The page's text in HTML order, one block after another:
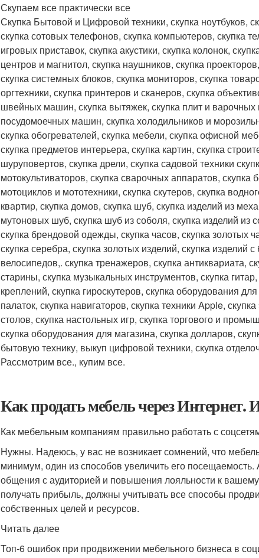
Скупаем все практически все
Скупка Бытовой и Цифровой техники, скупка ноутбуков,
скупка сотовых телефонов, скупка компьютеров, скупка
игровых приставок, скупка акустики, скупка колонок,
центров и магнитол, скупка наушников, скупка
скупка системных блоков, скупка мониторов, скупка
оргтехники, скупка принтеров и сканеров, скупка
швейных машин, скупка вытяжек, скупка плит и варочных
посудомоечных машин, скупка холодильников и
скупка обогревателей, скупка мебели, скупка офисной
скупка предметов интерьера, скупка картин, скупка
шуруповертов, скупка дрели, скупка садовой техники
мотокультиваторов, скупка сварочных аппаратов, скупка
мотоциклов и мототехники, скупка скутеров, скупка
квартир, скупка домов, скупка шуб, скупка изделий из
мутоновых шуб, скупка шуб из соболя, скупка изделий из
скупка брендовой одежды, скупка часов, скупка золотых
скупка серебра, скупка золотых изделий, скупка изделий
велосипедов,. скупка тренажеров, скупка антиквариата,
старины, скупка музыкальных инструментов, скупка
креплений, скупка гироскутеров, скупка оборудования
палаток, скупка навигаторов, скупка техники Apple,
столов, скупка настольных игр, скупка торгового и
скупка оборудования для магазина, скупка долларов,
бытовую технику, выкуп цифровой техники, скупка
Рассмотрим все., купим все.
Как продать мебель через Интернет.
Как мебельным компаниям правильно работать с
Нужны. Надеюсь, у вас не возникает сомнений, что
минимум, один из способов увеличить его
общения с аудиторией и повышения лояльности к
получать прибыль, должны учитывать все способы
собственных целей и ресурсов.
Читать далее
Топ-6 ошибок при продвижении мебельного бизнеса в